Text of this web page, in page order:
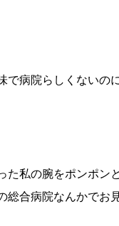
で病院らしくないの
た私の腕をポンポ
総合病院なんかで